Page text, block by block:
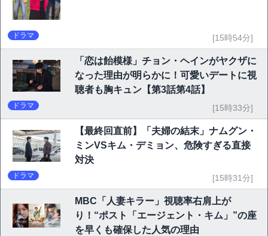
ドラマ [15時54分]
「恋は飴模様」チョン・ヘインがヤクザに
なった理由が明らかに！可愛いデートに視
聴者も胸キュン【第3話第4話】
ドラマ [15時33分]
【最終回直前】「夫婦の結末」ナムグン・
ミンVSキム・デミョン、危険すぎる直接
対決
ドラマ [15時31分]
MBC「人妻キラー」視聴率右肩上が
り！“ポスト「エージェント・キム」”の座
を早くも確保した人気の理由